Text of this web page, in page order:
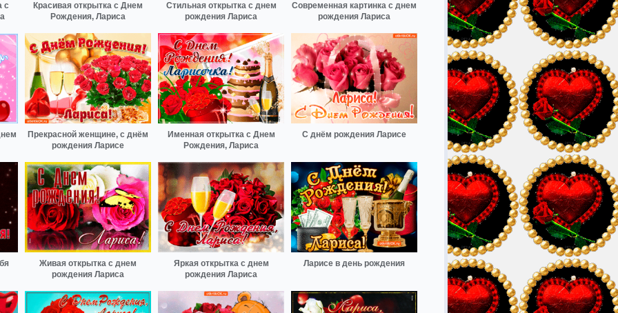
с
Красивая открытка с Днем
Рождения, Лариса
Стильная открытка с днем
рождения Лариса
Современная картинка с днем
рождения Лариса
Прекрасной женщине, с днём
рождения Ларисе
Именная открытка с Днем
Рождения, Лариса
С днём рождения Ларисе
Живая открытка с днем
рождения Лариса
Яркая открытка с днем
рождения Лариса
Ларисе в день рождения